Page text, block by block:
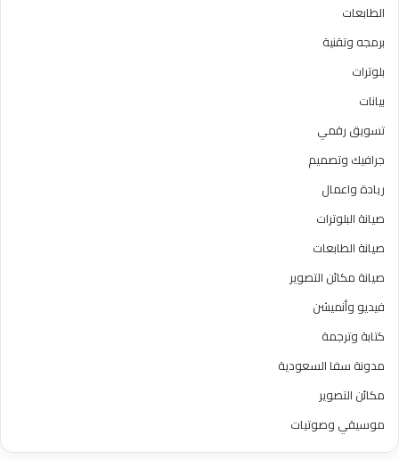
الطابعات
برمجه وتقنية
بلوترات
بيانات
تسويق رقمي
جرافيك وتصميم
ريادة واعمال
صيانة البلوترات
صيانة الطابعات
صيانة مكائن التصوير
فيديو وأنميشن
كتابة وترجمة
مدونة سفا السعودية
مكائن التصوير
موسيقي وصوتيات